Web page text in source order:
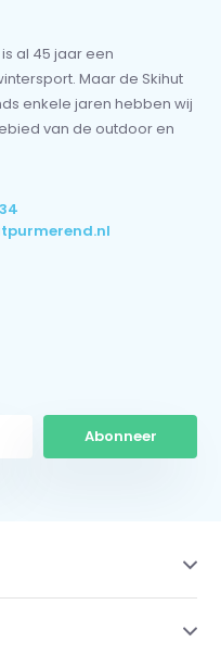
al 45 jaar een
Maar de Skihut
enkele jaren hebben wij
van de outdoor en
Abonneer